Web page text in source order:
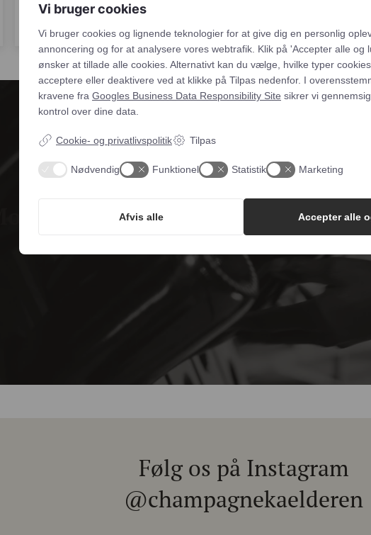
Er du nysgerrig på champagne, men ved ikke helt,
498,00kr. pr. person 498,00kr. pr. person
Modtag champagnenyheder, tips
Tilmeld dig vores nyhedsbrev og modtag eksklusive
Følg os på Instagram
@champagnekaelderen
Vi bruger cookies
Vi bruger cookies og lignende teknologier for at give dig en
personlig annoncering og for at analysere vores webtrafik. Klik på
luk', hvis du ønsker at tillade alle cookies. Alternativt kan du vælge,
cookies du ønsker at acceptere eller deaktivere ved at klikke på
overensstemmelse med kravene fraGoogles Business Data
gennemsigtighed og din kontrol over dine data.
Cookie- og privatlivspolitik Tilpas
Nødvendig Funktionel Statistik Marketing
Afvis alle Accepter alle